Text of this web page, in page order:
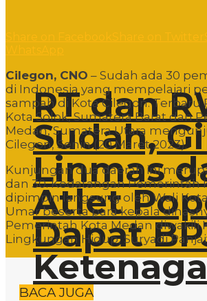
RT dan
Sudah,
Linmas
Atlet
Dapat
Cilegon, CNO – Sudah ada 30
di Indonesia yang mempelajari
sampah di Kota Cilegon. Terbaru
Kota Solok, Sumatera Barat dan
Medan, Sumatera Utara
Cilegon, Senin (20 Maret 2023).
Kunjungan dua daerah ini
dan 30. Kedatangan Pemerintah
dipimpin langsung oleh Wali
Umar beserta para kepala
Pemerintah Kota Medan diwakili
Lingkungan Hidup, Suryadi
BACA JUGA